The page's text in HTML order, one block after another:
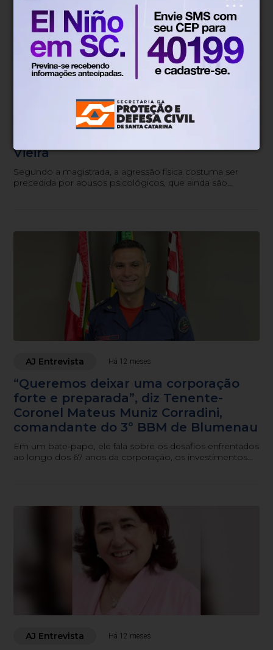
AJ Entrevista Há 11 meses
dúvida de que a violência contra a
mulher continua sendo uma
Vieira
Segundo a magistrada, a agressão física costuma ser
precedida por abusos psicológicos, que ainda são
AJ Entrevista Há 12 meses
“Queremos deixar uma corporação
forte e preparada”, diz Tenente-
Coronel Mateus Muniz Corradini,
comandante do 3º BBM de Blumenau
Em um bate-papo, ele fala sobre os desafios enfrentados
ao longo dos 67 anos da corporação, os investimentos
AJ Entrevista Há 12 meses